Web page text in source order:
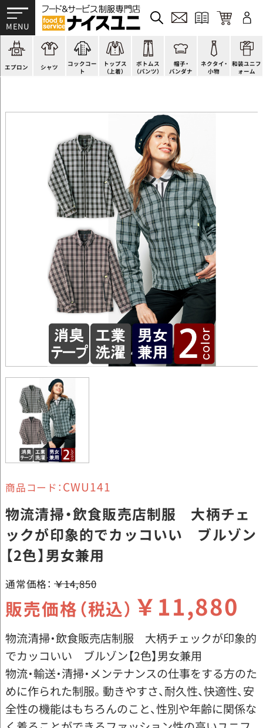
エプロン
かぶり型
スモック風
厨房用
ラップエプロン
シャツ
ピンタック
Tシャツ
ポロシャツ
和風シャツ(Asian)コックコー
ト
ショップコート
スタンダード
ファッション
キッズ
トップス
（上着）
法被(はっぴ)
調理白衣
カットソー
ジャンバー
ボトムス
（パンツ）
イージーパンツ
ワンピース
厨房シューズ
フロアシューズ
帽子・
バンダナ
洋帽子
コック帽
衛生帽子
ヘアネット
ネクタイ・
小物
ネクタイ
蝶ネクタイ
リボン・スカーフ
クロスタイ
和装ユニフ
ォーム
帯
草履、足袋など
着付小物
きもの
商品コード： CWU141
物流清掃・飲食販売店制服 大柄チェ
ックが印象的でカッコいい ブルゾン
【2色】男女兼用
通常価格： ￥14,850
販売価格（税込） ￥11,880
物流清掃・飲食販売店制服 大柄チェックが印象的
でカッコいい ブルゾン【2色】男女兼用
物流・輸送・清掃・メンテナンスの仕事をする方のた
めに作られた制服。動きやすさ、耐久性、快適性、安
全性の機能はもちろんのこと、性別や年齢に関係な